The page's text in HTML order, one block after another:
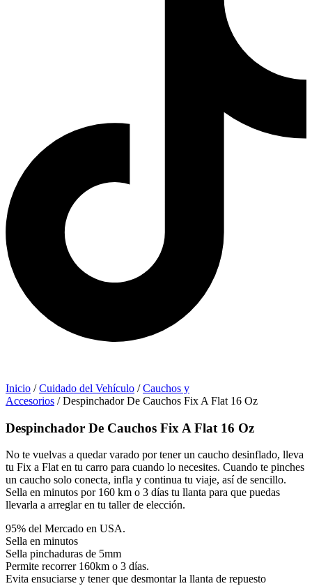
Inicio /Cuidado del Vehículo /Cauchos y
Accesorios / Despinchador De Cauchos Fix A Flat 16 Oz
Despinchador De Cauchos Fix A Flat 16 Oz
No te vuelvas a quedar varado por tener un caucho desinflado, lleva
tu Fix a Flat en tu carro para cuando lo necesites. Cuando te pinches
un caucho solo conecta, infla y continua tu viaje, así de sencillo.
Sella en minutos por 160 km o 3 días tu llanta para que puedas
llevarla a arreglar en tu taller de elección.
95% del Mercado en USA.
Sella en minutos
Sella pinchaduras de 5mm
Permite recorrer 160km o 3 días.
Evita ensuciarse y tener que desmontar la llanta de repuesto